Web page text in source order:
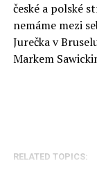
české a polské
nemáme mezi
Jurečka v
Markem
RELATED TOPICS: